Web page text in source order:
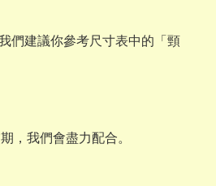
們建議你參考尺寸表中的「頸
，我們會盡力配合。